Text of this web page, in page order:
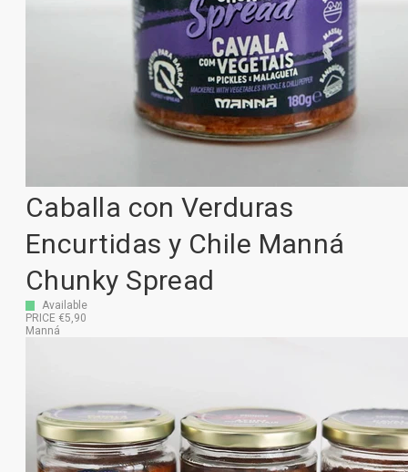
Caballa con Verduras
Encurtidas y Chile Manná
Chunky Spread
Available
PRICE €5,90
Manná